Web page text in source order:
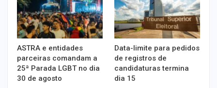
ASTRA e entidades
parceiras comandam a
25ª Parada LGBT no dia
30 de agosto
Data-limite para pedidos
de registros de
candidaturas termina
dia 15